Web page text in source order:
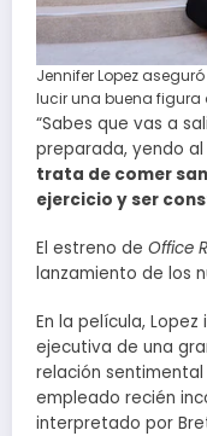
Jennifer Lopez
lucir una buena figura
“Sabes que vas a
preparada, yendo
trata de comer
ejercicio y ser
El estreno de Office
lanzamiento de los
En la película,
ejecutiva de una
relación sentimental
empleado recién
interpretado por